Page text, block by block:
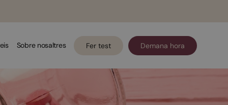
Sobre nosaltres Fer test Demana hora